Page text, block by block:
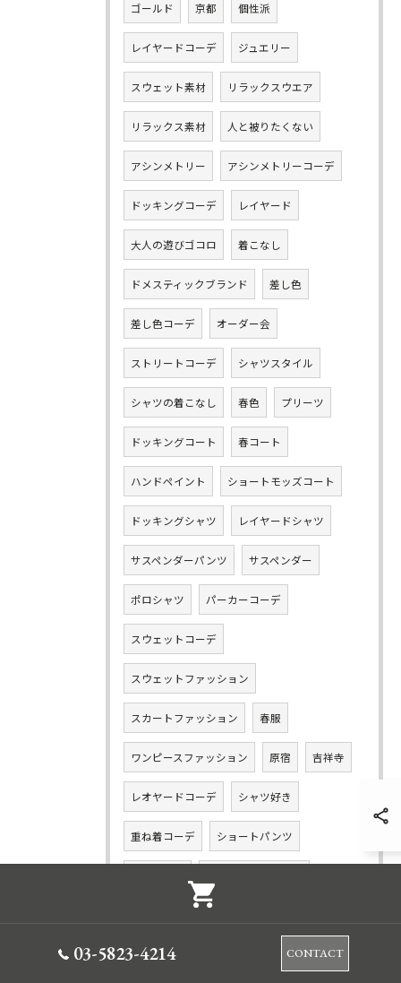
ゴールド 京都 個性派
レイヤードコーデ ジュエリー
スウェット素材 リラックスウエア
リラックス素材 人と被りたくない
アシンメトリー アシンメトリーコーデ
ドッキングコーデ レイヤード
大人の遊びゴコロ 着こなし
ドメスティックブランド 差し色
差し色コーデ オーダー会
ストリートコーデ シャツスタイル
シャツの着こなし 春色 プリーツ
ドッキングコート 春コート
ハンドペイント ショートモッズコート
ドッキングシャツ レイヤードシャツ
サスペンダーパンツ サスペンダー
ポロシャツ パーカーコーデ
スウェットコーデ
スウェットファッション
スカートファッション 春服
ワンピースファッション 原宿 吉祥寺
レオヤードコーデ シャツ好き
重ね着コーデ ショートパンツ
テーパードスカート マニッシュ
03-5823-4214 CONTACT